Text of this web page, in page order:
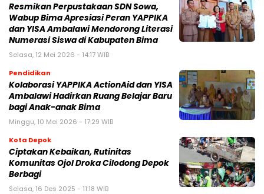
Resmikan Perpustakaan SDN Sowa,
Wabup Bima Apresiasi Peran YAPPIKA
dan YISA Ambalawi Mendorong Literasi
Numerasi Siswa di Kabupaten Bima
Selasa, 12 Mei 2026 - 14:17 WIB
Pendidikan
Kolaborasi YAPPIKA ActionAid dan YISA
Ambalawi Hadirkan Ruang Belajar Baru
bagi Anak-anak Bima
Minggu, 10 Mei 2026 - 17:29 WIB
Kota Depok
Ciptakan Kebaikan, Rutinitas
Komunitas Ojol Droka Cilodong Depok
Berbagi
Selasa, 16 Des 2025 - 11:18 WIB